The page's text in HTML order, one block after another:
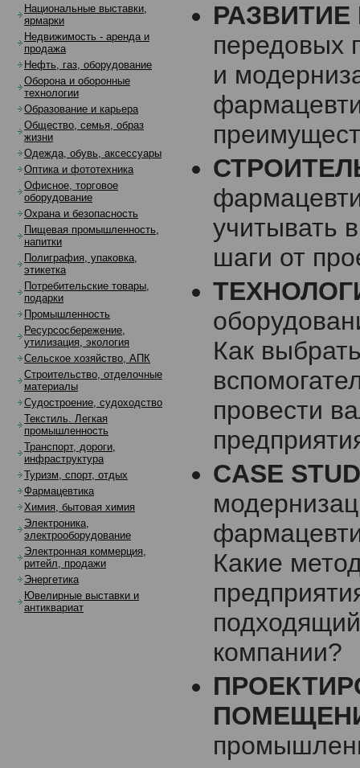
передовых
и
учитывать
шаги от
Как
провести
CASE
Какие
компании?
Национальные выставки,
ярмарки
Недвижимость - аренда и
продажа
Нефть, газ, оборудование
Оборона и оборонные
технологии
Образование и карьера
Общество, семья, образ
жизни
Одежда, обувь, аксессуары
Оптика и фототехника
Офисное, торговое
оборудование
Охрана и безопасность
Пищевая промышленность,
напитки
Полиграфия, упаковка,
этикетка
Потребительские товары,
подарки
Промышленность
Ресурсосбережение,
утилизация, экология
Сельское хозяйство, АПК
Строительство, отделочные
материалы
Судостроение, судоходство
Текстиль. Легкая
промышленность
Транспорт, дороги,
инфраструктура
Туризм, спорт, отдых
Фармацевтика
Химия, бытовая химия
Электроника,
электрооборудование
Электронная коммерция,
ритейл, продажи
Энергетика
Ювелирные выставки и
антиквариат